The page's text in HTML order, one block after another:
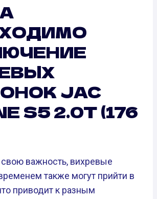
JAC
S5 2.0T (176
важность, вихревые
также могут прийти в
приводит к разным